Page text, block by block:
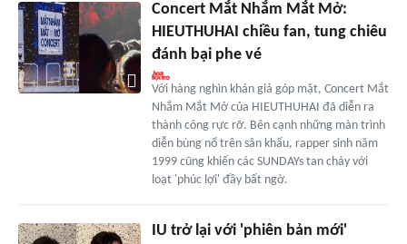
Concert Mắt Nhắm Mắt Mở:
HIEUTHUHAI chiều fan, tung chiêu
đánh bại phe vé
Với hàng nghìn khán giả góp mặt, Concert Mắt
Nhắm Mắt Mở của HIEUTHUHAI đã diễn ra
thành công rực rỡ. Bên cạnh những màn trình
diễn bùng nổ trên sân khấu, rapper sinh năm
1999 cũng khiến các SUNDAYs tan chảy với
loạt 'phúc lợi' đầy bất ngờ.
IU trở lại với 'phiên bản mới'